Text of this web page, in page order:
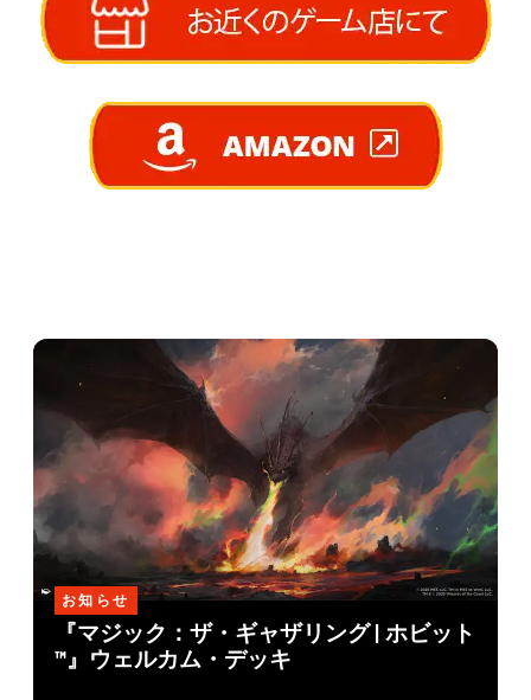
お知らせ
『マジック：ザ・ギャザリング | ホビット
™』ウェルカム・デッキ